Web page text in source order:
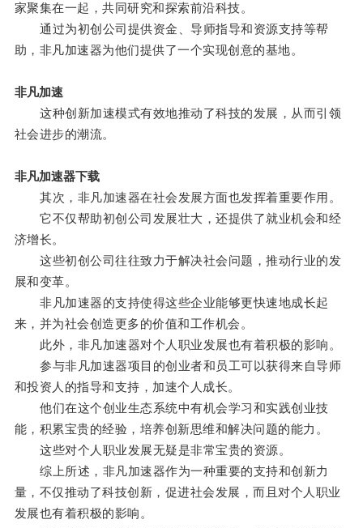
家聚集在一起，共同研究和探索前沿科技。
通过为初创公司提供资金、导师指导和资源支持等帮
助，非凡加速器为他们提供了一个实现创意的基地。
非凡加速
这种创新加速模式有效地推动了科技的发展，从而引领
社会进步的潮流。
非凡加速器下载
其次，非凡加速器在社会发展方面也发挥着重要作用。
它不仅帮助初创公司发展壮大，还提供了就业机会和经
济增长。
这些初创公司往往致力于解决社会问题，推动行业的发
展和变革。
非凡加速器的支持使得这些企业能够更快速地成长起
来，并为社会创造更多的价值和工作机会。
此外，非凡加速器对个人职业发展也有着积极的影响。
参与非凡加速器项目的创业者和员工可以获得来自导师
和投资人的指导和支持，加速个人成长。
他们在这个创业生态系统中有机会学习和实践创业技
能，积累宝贵的经验，培养创新思维和解决问题的能力。
这些对个人职业发展无疑是非常宝贵的资源。
综上所述，非凡加速器作为一种重要的支持和创新力
量，不仅推动了科技创新，促进社会发展，而且对个人职业
发展也有着积极的影响。